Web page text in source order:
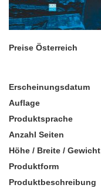
Preise Österreich
Erscheinungsdatum
Auflage
Produktsprache
Anzahl Seiten
Höhe / Breite / Gewicht
Produktform
Produktbeschreibung